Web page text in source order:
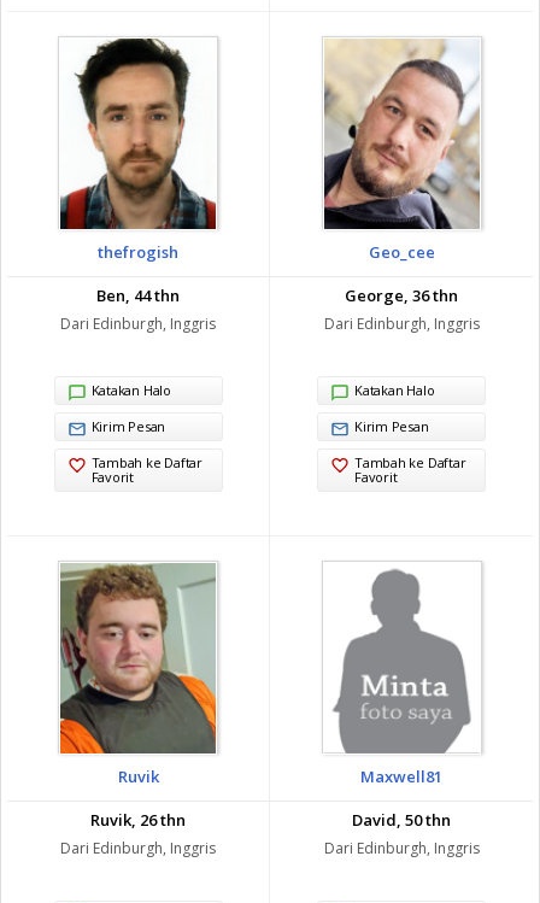
thefrogish
Ben, 44 thn
Dari Edinburgh, Inggris
Katakan Halo
Kirim Pesan
Tambah ke Daftar
Favorit
Geo_cee
George, 36 thn
Dari Edinburgh, Inggris
Katakan Halo
Kirim Pesan
Tambah ke Daftar
Favorit
Ruvik
Ruvik, 26 thn
Dari Edinburgh, Inggris
Maxwell81
David, 50 thn
Dari Edinburgh, Inggris